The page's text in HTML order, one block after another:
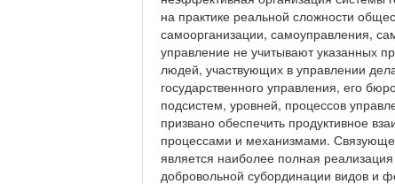
на практике реальной сложности
самоорганизации, самоуправления,
управление не учитывают указанных
людей, участвующих в управлении
государственного управления, его
подсистем, уровней, процессов
призвано обеспечить продуктивное
процессами и механизмами.
является наиболее полная
добровольной субординации видов и